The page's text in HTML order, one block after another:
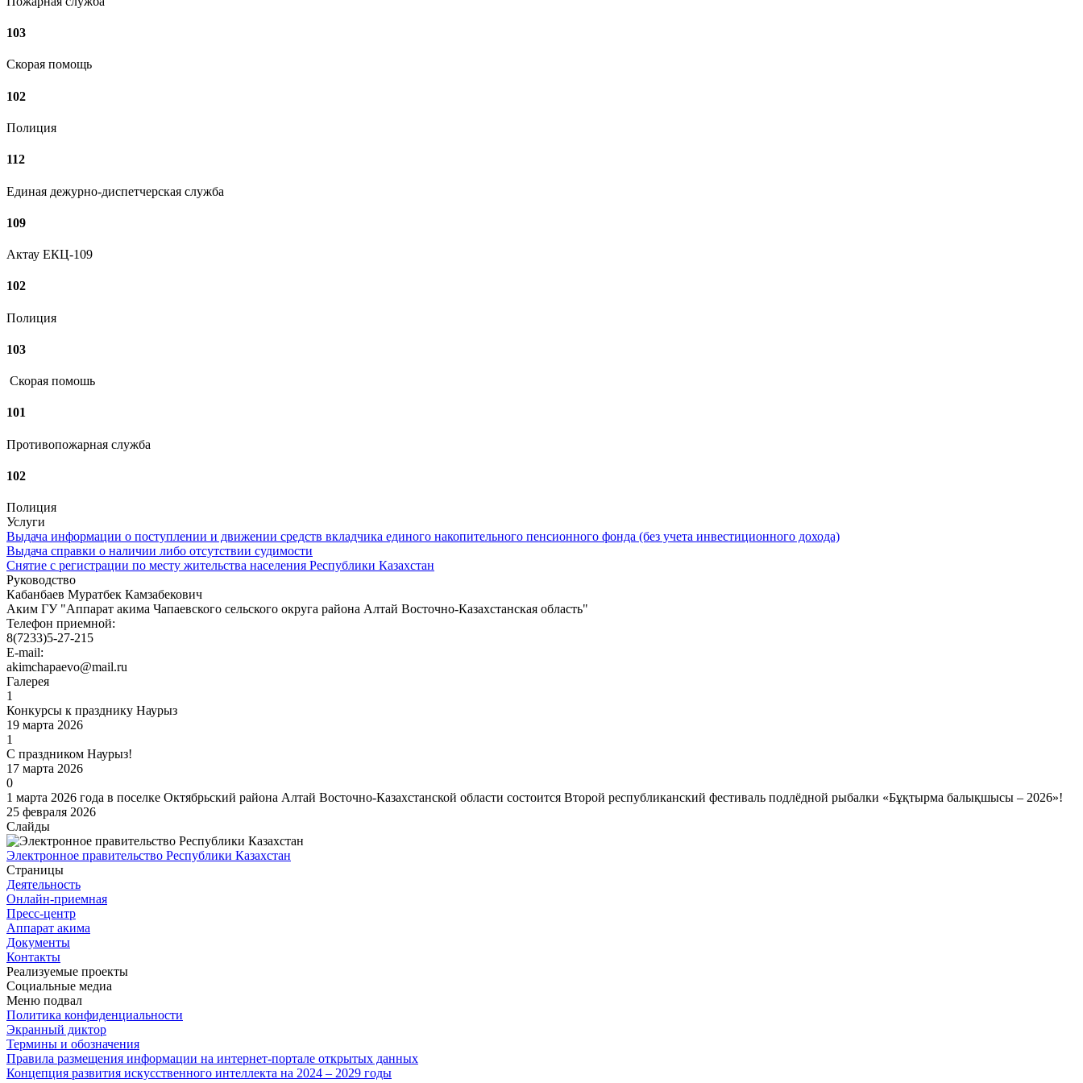
103
Скорая помощь
102
Полиция
112
Единая дежурно-диспетчерская служба
109
Актау ЕКЦ-109
102
Полиция
103
Скорая помошь
101
Противопожарная служба
102
Полиция
Услуги
Выдача информации о поступлении и движении средств вкладчика единого накопительного пенсионного фонда (без учета инвестиционного дохода)
Выдача справки о наличии либо отсутствии судимости
Снятие с регистрации по месту жительства населения Республики Казахстан
Руководство
Кабанбаев Муратбек Камзабекович
Аким ГУ "Аппарат акима Чапаевского сельского округа района Алтай Восточно-Казахстанская область"
Телефон приемной:
8(7233)5-27-215
E-mail:
akimchapaevo@mail.ru
Галерея
1
Конкурсы к празднику Наурыз
19 марта 2026
1
С праздником Наурыз!
17 марта 2026
0
1 марта 2026 года в поселке Октябрьский района Алтай Восточно-Казахстанской области состоится Второй республиканский фестиваль подлёдной рыбалки «Бұқтырма балықшысы – 2026»!
25 февраля 2026
Слайды
Электронное правительство Республики Казахстан
Страницы
Деятельность
Онлайн-приемная
Пресс-центр
Аппарат акима
Документы
Контакты
Реализуемые проекты
Социальные медиа
Меню подвал
Политика конфиденциальности
Экранный диктор
Термины и обозначения
Правила размещения информации на интернет-портале открытых данных
Концепция развития искусственного интеллекта на 2024 – 2029 годы